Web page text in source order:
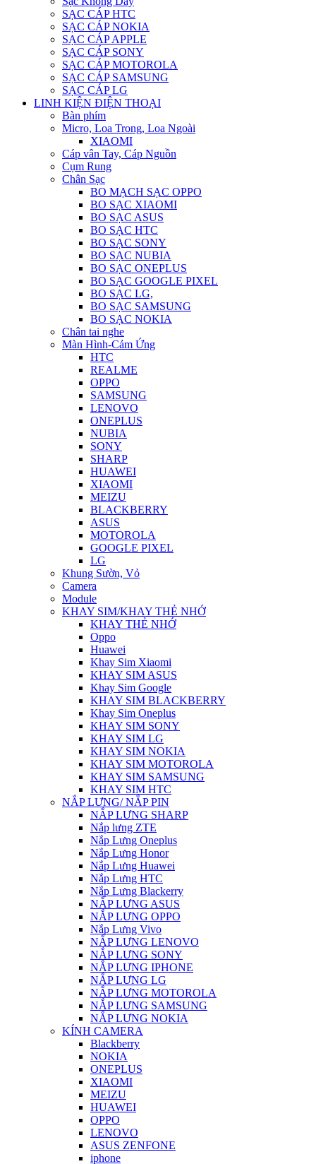
SẠC CÁP HTC
SẠC CÁP NOKIA
SẠC CÁP APPLE
SẠC CÁP SONY
SẠC CÁP MOTOROLA
SẠC CÁP SAMSUNG
SẠC CÁP LG
LINH KIỆN ĐIỆN THOẠI
Bàn phím
Micro, Loa Trong, Loa Ngoài
XIAOMI
Cáp vân Tay, Cáp Nguồn
Cụm Rung
Chân Sạc
BO MẠCH SẠC OPPO
BO SẠC XIAOMI
BO SẠC ASUS
BO SẠC HTC
BO SẠC SONY
BO SẠC NUBIA
BO SẠC ONEPLUS
BO SẠC GOOGLE PIXEL
BO SẠC LG,
BO SẠC SAMSUNG
BO SẠC NOKIA
Chân tai nghe
Màn Hình-Cảm Ứng
HTC
REALME
OPPO
SAMSUNG
LENOVO
ONEPLUS
NUBIA
SONY
SHARP
HUAWEI
XIAOMI
MEIZU
BLACKBERRY
ASUS
MOTOROLA
GOOGLE PIXEL
LG
Khung Sườn, Vỏ
Camera
Module
KHAY SIM/KHAY THẺ NHỚ
KHAY THẺ NHỚ
Oppo
Huawei
Khay Sim Xiaomi
KHAY SIM ASUS
Khay Sim Google
KHAY SIM BLACKBERRY
Khay Sim Oneplus
KHAY SIM SONY
KHAY SIM LG
KHAY SIM NOKIA
KHAY SIM MOTOROLA
KHAY SIM SAMSUNG
KHAY SIM HTC
NẮP LƯNG/ NẮP PIN
NẮP LƯNG SHARP
Nắp lưng ZTE
Nắp Lưng Oneplus
Nắp Lưng Honor
Nắp Lưng Huawei
Nắp Lưng HTC
Nắp Lưng Blackerry
NẮP LƯNG ASUS
NẮP LƯNG OPPO
Nắp Lưng Vivo
NẮP LƯNG LENOVO
NẮP LƯNG SONY
NẮP LƯNG IPHONE
NẮP LƯNG LG
NẮP LƯNG MOTOROLA
NẮP LƯNG SAMSUNG
NẮP LƯNG NOKIA
KÍNH CAMERA
Blackberry
NOKIA
ONEPLUS
XIAOMI
MEIZU
HUAWEI
OPPO
LENOVO
ASUS ZENFONE
iphone